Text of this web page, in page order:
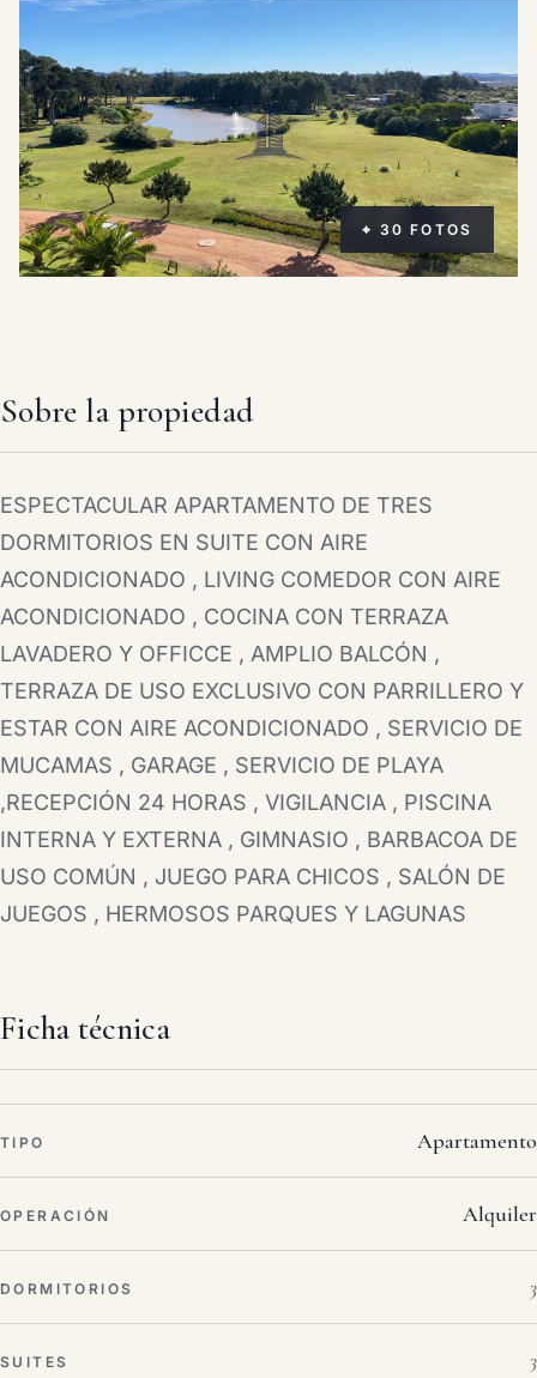
⌖ 30 FOTOS
Sobre la propiedad
ESPECTACULAR APARTAMENTO DE TRES
DORMITORIOS EN SUITE CON AIRE
ACONDICIONADO , LIVING COMEDOR CON AIRE
ACONDICIONADO , COCINA CON TERRAZA
LAVADERO Y OFFICCE , AMPLIO BALCÓN ,
TERRAZA DE USO EXCLUSIVO CON PARRILLERO Y
ESTAR CON AIRE ACONDICIONADO , SERVICIO DE
MUCAMAS , GARAGE , SERVICIO DE PLAYA
,RECEPCIÓN 24 HORAS , VIGILANCIA , PISCINA
INTERNA Y EXTERNA , GIMNASIO , BARBACOA DE
USO COMÚN , JUEGO PARA CHICOS , SALÓN DE
JUEGOS , HERMOSOS PARQUES Y LAGUNAS
Ficha técnica
TIPO Apartamento
OPERACIÓN Alquiler
DORMITORIOS 3
SUITES 3